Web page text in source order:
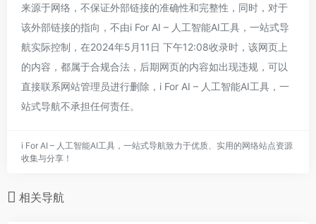
来源于网络，不保证外部链接的准确性和完整性，同时，对于
该外部链接的指向，不由i For AI – 人工智能AI工具，一站式导
航实际控制，在2024年5月11日 下午12:08收录时，该网页上
的内容，都属于合规合法，后期网页的内容如出现违规，可以
直接联系网站管理员进行删除，i For AI – 人工智能AI工具，一
站式导航不承担任何责任。
i For AI – 人工智能AI工具，一站式导航致力于优质、实用的网络站点资源
收集与分享！
相关导航